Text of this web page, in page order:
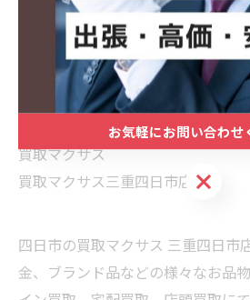
家電買取
四日市買取
三重県買取
買取マクサス
買取マクサス三重四日市店
四日市の買取マクサス 三重四日市
金、ブランド品などの様々なお品
お気軽にお問い合わせ
お気軽にお問い合わせ